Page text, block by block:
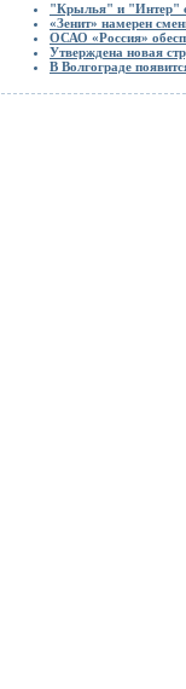
"Крылья" и "Интер"
«Зенит» намерен
ОСАО «Россия»
Утверждена новая
В Волгограде